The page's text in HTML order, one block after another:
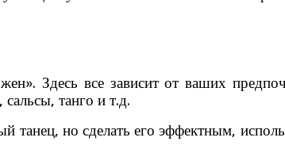
Здесь все зависит от ваших
танго и т.д.
танец, но сделать его эффектным,